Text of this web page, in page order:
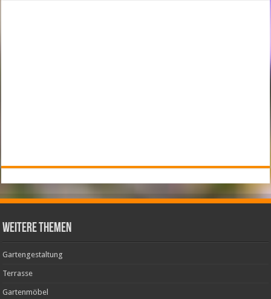
weitere Themen
Gartengestaltung
Terrasse
Gartenmöbel